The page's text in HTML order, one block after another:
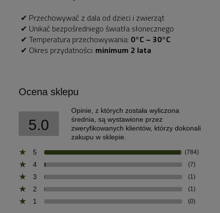
✔ Przechowywać z dala od dzieci i zwierząt
✔ Unikać bezpośredniego światła słonecznego
✔ Temperatura przechowywania: 0°C – 30°C
✔ Okres przydatności: minimum 2 lata
Ocena sklepu
5.0
Opinie, z których została wyliczona
średnia, są wystawione przez
zweryfikowanych klientów, którzy dokonali
zakupu w sklepie.
5
(784)
4 (7)
3 (1)
2 (1)
1 (0)